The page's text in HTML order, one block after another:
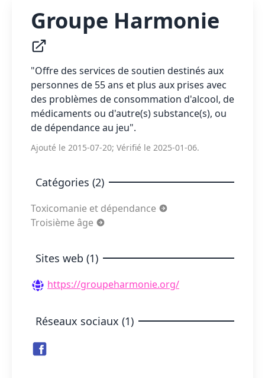
Groupe Harmonie
"Offre des services de soutien destinés aux
personnes de 55 ans et plus aux prises avec
des problèmes de consommation d'alcool, de
médicaments ou d'autre(s) substance(s), ou
de dépendance au jeu".
Ajouté le 2015-07-20; Vérifié le 2025-01-06.
Catégories (2)
Toxicomanie et dépendance
Troisième âge
Sites web (1)
https://groupeharmonie.org/
Réseaux sociaux (1)